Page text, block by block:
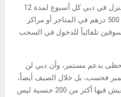
للمرة الأولى، فرصة الفوز بمنزل في دبي كل أسبوع لمدة 12
أسبوعاً، مشيراً إلى أن إنفاق 500 درهم في المتاجر أو مراكز
تلقائياً للدخول في السحب
بدعم مستمر، وأن دبي لن
فحسب، بل خلال الصيف أيضاً،
مشيراً إلى أن المدينة التي يعيش فيها أكثر من 200 جنسية ليس